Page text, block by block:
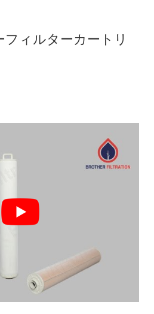
フィルターカートリ